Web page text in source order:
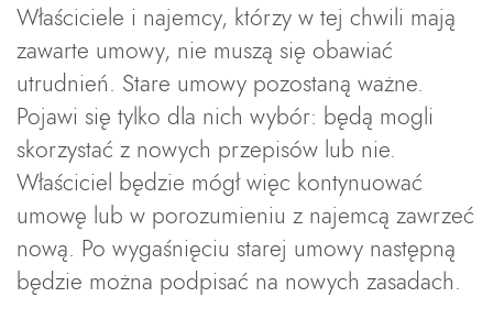
Właściciele i najemcy, którzy w tej chwili mają
zawarte umowy, nie muszą się obawiać
utrudnień. Stare umowy pozostaną ważne.
Pojawi się tylko dla nich wybór: będą mogli
skorzystać z nowych przepisów lub nie.
Właściciel będzie mógł więc kontynuować
umowę lub w porozumieniu z najemcą zawrzeć
nową. Po wygaśnięciu starej umowy następną
będzie można podpisać na nowych zasadach.